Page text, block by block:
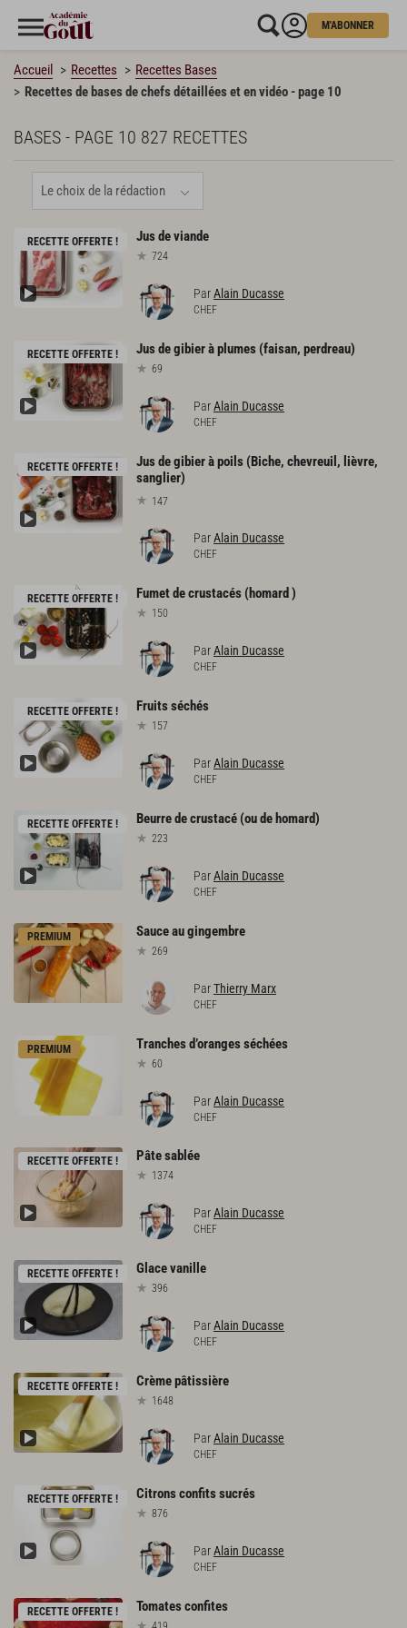
M'ABONNER
Accueil Recettes
Recettes Bases
Recettes de bases de chefs détaillées et en vidéo - page 10
BASES - PAGE 10 827 RECETTES
RECETTE OFFERTE ! Jusdeviande
724
ParAlain Ducasse
CHEF
RECETTE OFFERTE ! Jusdegibieràplumes (faisan, perdreau)
69
ParAlain Ducasse
CHEF
RECETTE OFFERTE !
Jus de gibier à poils (Biche, chevreuil, lièvre,
sanglier)
147
ParAlain Ducasse
CHEF
RECETTE OFFERTE ! Fumetdecrustacés (homard )
150
ParAlain Ducasse
CHEF
RECETTE OFFERTE ! Fruitsséchés
157
ParAlain Ducasse
CHEF
RECETTE OFFERTE ! Beurredecrustacé (oude homard)
223
ParAlain Ducasse
CHEF
PREMIUM Sauceaugingembre
269
ParThierry Marx
CHEF
PREMIUM Tranchesd’orangesséchées
60
ParAlain Ducasse
CHEF
RECETTE OFFERTE ! Pâtesablée
1374
ParAlain Ducasse
CHEF
RECETTE OFFERTE ! Glacevanille
396
ParAlain Ducasse
CHEF
RECETTE OFFERTE ! Crèmepâtissière
1648
ParAlain Ducasse
CHEF
RECETTE OFFERTE ! Citronsconfitssucrés
876
ParAlain Ducasse
CHEF
RECETTE OFFERTE ! Tomatesconfites